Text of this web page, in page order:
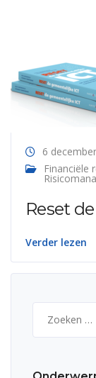
6
Financiële
Reset
Verder lezen
naar: